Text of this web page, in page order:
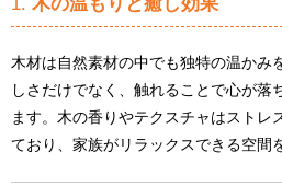
木材は自然素材の中でも独特の温かみ
しさだけでなく、触れることで心が落
ます。木の香りやテクスチャはストレ
ており、家族がリラックスできる空間